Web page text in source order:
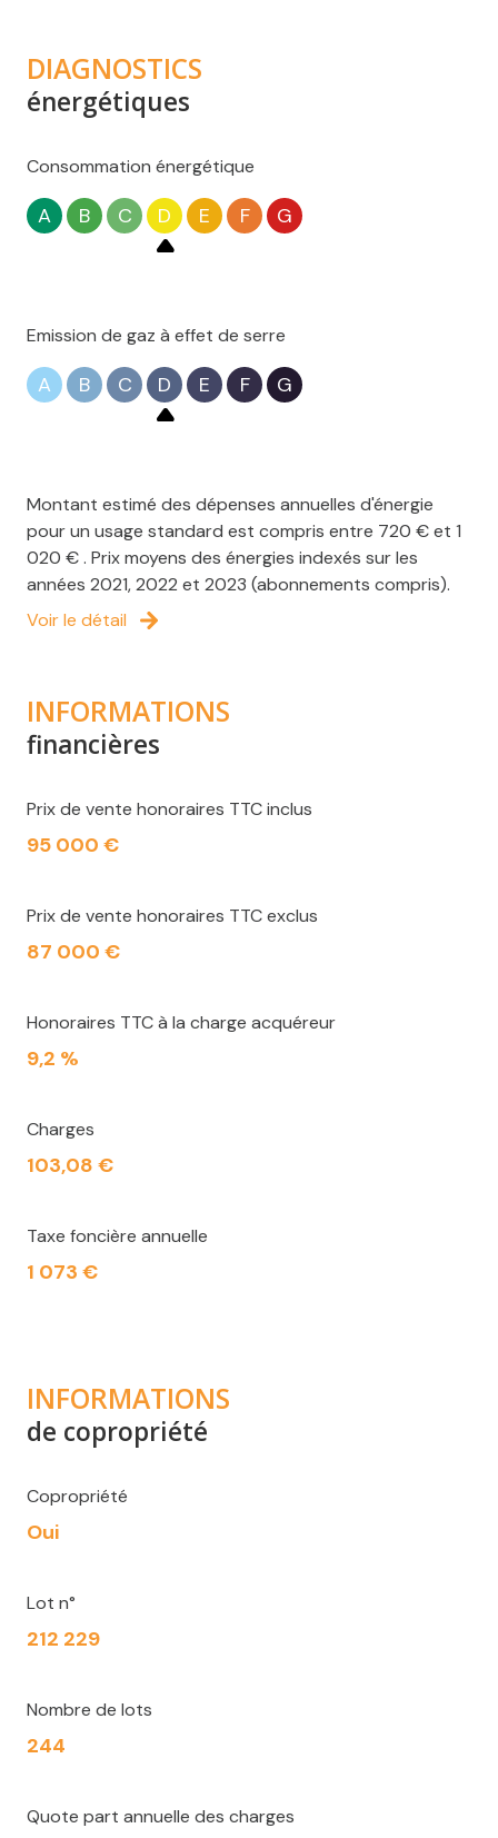
DIAGNOSTICS
énergétiques
Consommation énergétique
A B C D E F G
Emission de gaz à effet de serre
A B C D E F G
Montant estimé des dépenses annuelles d'énergie
pour un usage standard est compris entre 720 € et 1
020 € . Prix moyens des énergies indexés sur les
années 2021, 2022 et 2023 (abonnements compris).
Voir le détail
INFORMATIONS
financières
Prix de vente honoraires TTC inclus
95 000 €
Prix de vente honoraires TTC exclus
87 000 €
Honoraires TTC à la charge acquéreur
9,2 %
Charges
103,08 €
Taxe foncière annuelle
1 073 €
INFORMATIONS
de copropriété
Copropriété
Oui
Lot n°
212 229
Nombre de lots
244
Quote part annuelle des charges